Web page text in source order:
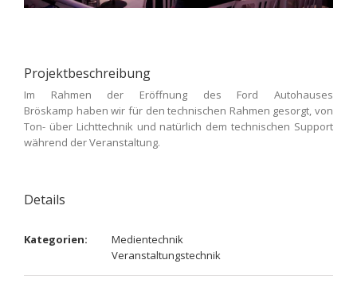
Projektbeschreibung
Im Rahmen der Eröffnung des Ford Autohauses
Bröskamp haben wir für den technischen Rahmen gesorgt, von
Ton- über Lichttechnik und natürlich dem technischen Support
während der Veranstaltung.
Details
Kategorien:
Medientechnik
Veranstaltungstechnik